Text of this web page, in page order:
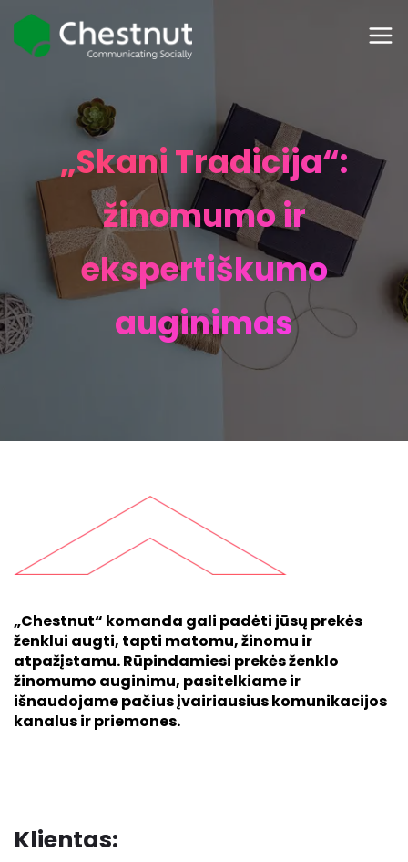
„Skani Tradicija“:
žinomumo ir
ekspertiškumo
auginimas
„Chestnut“ komanda gali padėti jūsų prekės
ženklui augti, tapti matomu, žinomu ir
atpažįstamu. Rūpindamiesi prekės ženklo
žinomumo auginimu, pasitelkiame ir
išnaudojame pačius įvairiausius komunikacijos
kanalus ir priemones.
Klientas: